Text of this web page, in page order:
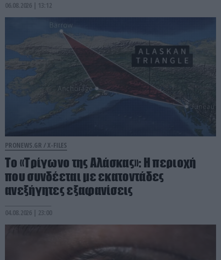
06.08.2026 | 13:12
PRONEWS.GR /X-FILES
Το «Τρίγωνο της Αλάσκας»: Η περιοχή
που συνδέεται με εκατοντάδες
ανεξήγητες εξαφανίσεις
04.08.2026 | 23:00